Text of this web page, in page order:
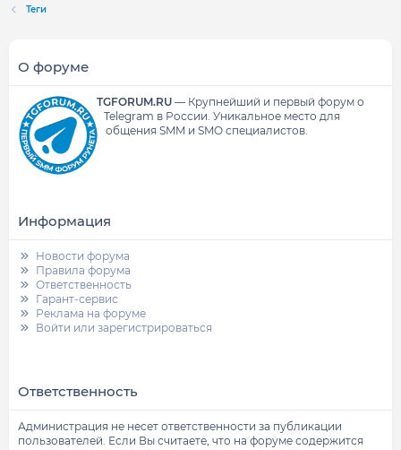
Теги
О форуме
TGFORUM.RU— Крупнейший и первый форум о
Telegram в России. Уникальное место для
общения SMM и SMO специалистов.
Информация
Новости форума
Правила форума
Ответственность
Гарант-сервис
Реклама на форуме
Войти или зарегистрироваться
Ответственность
Администрация не несет ответственности за публикации
пользователей. Если Вы считаете, что на форуме содержится